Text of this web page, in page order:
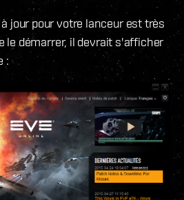
jour pour votre lanceur est très
le démarrer, il devrait s'afficher
: